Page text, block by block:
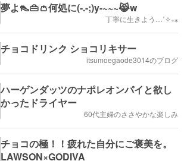
夢よ👠👜👛何処に(-.-;)y-~~~😹w
丁寧に生きよう…˚✧₊⁎
チョコドリンク ショコリキサー
itsumoegaode3014のブログ
ハーゲンダッツのナポレオンパイと欲し
かったドライヤー
60代主婦のささやかな楽しみ
チョコの極！！疲れた自分にご褒美を。
LAWSON×GODIVA